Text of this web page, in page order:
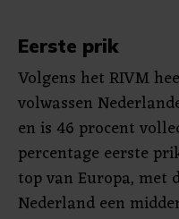
Eerste prik
Volgens het RIVM
volwassen
en is 46 procent
percentage eerste
top van Europa, met
Nederland een